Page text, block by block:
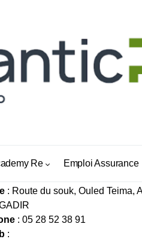
Re Emploi Assurance
WINK
: Route du souk, Ouled Teima,
: 05 28 52 38 91
: